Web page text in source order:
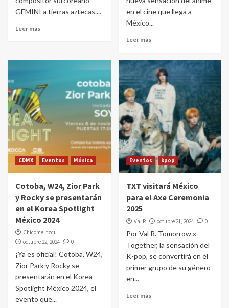
GEMINI a tierras aztecas....
Leer más
en el cine que llega a
México...
Leer más
CDMX Eventos Música
Cotoba, W24, Zior Park
y Rocky se presentarán
en el Korea Spotlight
México 2024
Chicome Itzcu
octubre 22, 2024
0
¡Ya es oficial! Cotoba, W24,
Zior Park y Rocky se
presentarán en el Korea
Spotlight México 2024, el
evento que...
Eventos kpop
TXT visitará México
para el Axe Ceremonia
2025
Val R octubre 21, 2024 0
Por Val R. Tomorrow x
Together, la sensación del
K-pop, se convertirá en el
primer grupo de su género
en...
Leer más